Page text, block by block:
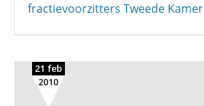
fractievoorzitters Tweede Kamer
21 feb
2010